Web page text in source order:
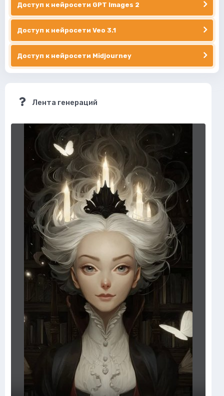
Доступ к нейросети GPT Images 2
Доступ к нейросети Veo 3.1
Доступ к нейросети Midjourney
Лента генераций